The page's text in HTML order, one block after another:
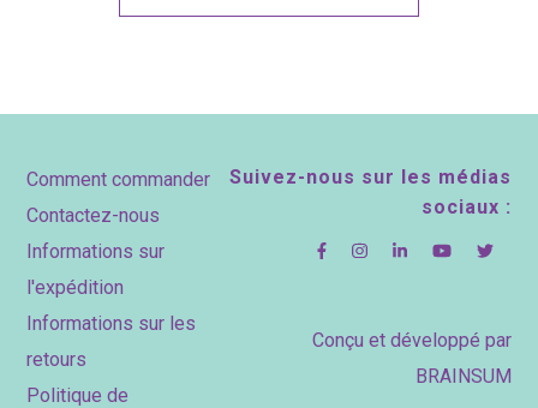
Footer
Comment commander
Contactez-nous
Informations sur
l'expédition
Informations sur les
retours
Politique de
Suivez-nous sur les médias
sociaux :
Conçu et développé par
BRAINSUM